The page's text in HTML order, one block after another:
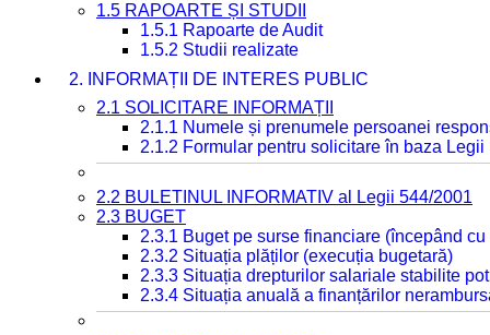
1.5 RAPOARTE ȘI STUDII
1.5.1 Rapoarte de Audit
1.5.2 Studii realizate
2. INFORMAȚII DE INTERES PUBLIC
2.1 SOLICITARE INFORMAȚII
2.1.1 Numele și prenumele persoanei
2.1.2 Formular pentru solicitare în baza Legii
2.2 BULETINUL INFORMATIV al Legii 544/2001
2.3 BUGET
2.3.1 Buget pe surse financiare (începând
2.3.2 Situația plăților (execuția bugetară)
2.3.3 Situația drepturilor salariale stabilite
2.3.4 Situația anuală a finanțărilor